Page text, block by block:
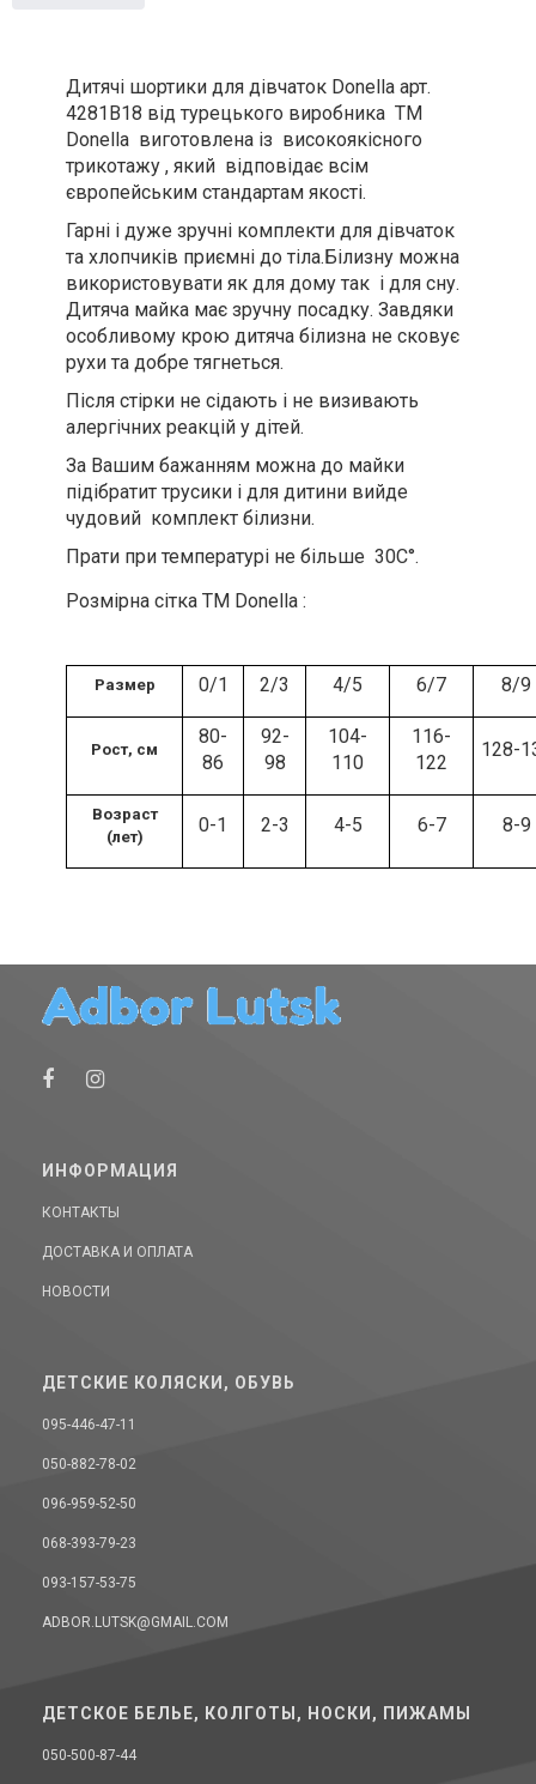
Дитячі шортики для дівчаток Donella арт.
4281B18 від турецького виробника ТМ
Donella виготовлена із високоякісного
трикотажу , який відповідає всім
європейським стандартам якості.
Гарні і дуже зручні комплекти для дівчаток
та хлопчиків приємні до тіла.Білизну можна
використовувати як для дому так і для сну.
Дитяча майка має зручну посадку. Завдяки
особливому крою дитяча білизна не сковує
рухи та добре тягнеться.
Після стірки не сідають і не визивають
алергічних реакцій у дітей.
За Вашим бажанням можна до майки
підібратит трусики і для дитини вийде
чудовий комплект білизни.
Прати при температурі не більше 30С°.
Розмірна сітка ТМ Donella :
Размер 0/1 2/3 4/5 6/7 8/9
Рост, см
80-
86
92-
98
104-
110
116-
122
128-
Возраст
(лет)
0-1 2-3 4-5 6-7 8-9
ИНФОРМАЦИЯ
КОНТАКТЫ
ДОСТАВКА И ОПЛАТА
НОВОСТИ
ДЕТСКИЕ КОЛЯСКИ, ОБУВЬ
095-446-47-11
050-882-78-02
096-959-52-50
068-393-79-23
093-157-53-75
ADBOR.LUTSK@GMAIL.COM
ДЕТСКОЕ БЕЛЬЕ, КОЛГОТЫ, НОСКИ, ПИЖАМЫ
050-500-87-44